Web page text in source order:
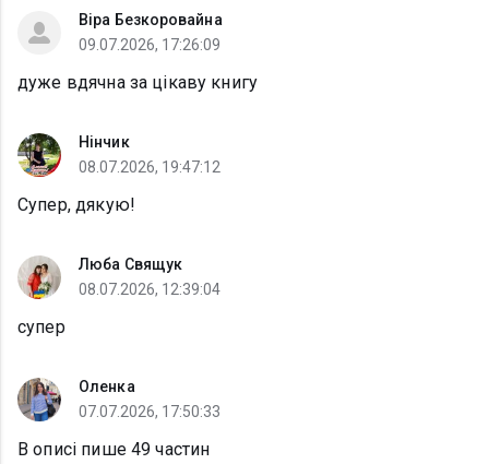
Віра Безкоровайна
09.07.2026, 17:26:09
дуже вдячна за цікаву книгу
Нінчик
08.07.2026, 19:47:12
Супер, дякую!
Люба Свящук
08.07.2026, 12:39:04
супер
Оленка
07.07.2026, 17:50:33
В описі пише 49 частин